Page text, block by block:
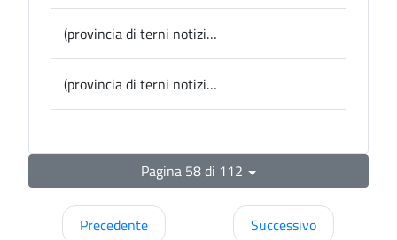
(provincia di terni notizie) Allerona, aperto dal 6 marzo il Punto Digitale Facile
(provincia di terni notizie) - Parte Play, giovani in gioco, il 14 e 15 marzo la sfida sportivo-culinaria fra gli istituti alberghieri di Terni e Orvieto
Pagina 58 di 112
Precedente Successivo